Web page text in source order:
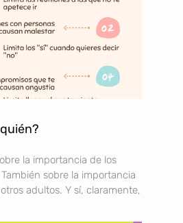
la importancia de los
sobre la importancia
adultos. Y sí, claramente,